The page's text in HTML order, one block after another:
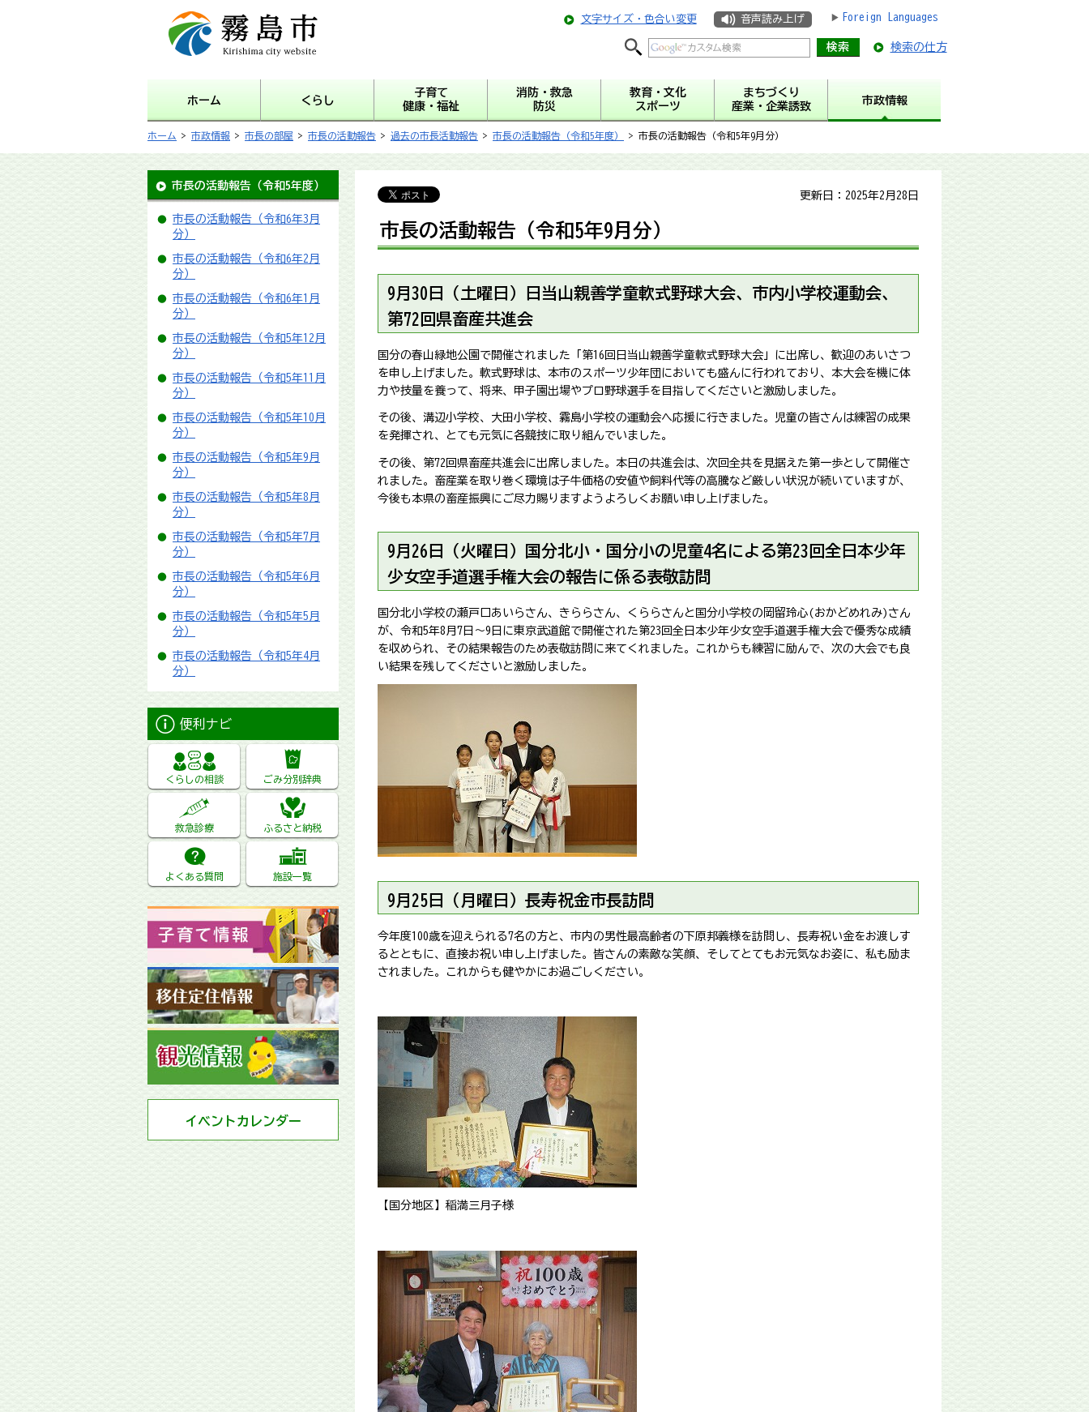
霧島市 Kirishima city
website
文字サイズ・色合い変更 音声読み上げ Foreign Languages
検索の仕方
ホーム くらし
子育て
健康・福祉
消防・救急
防災
教育・文化
スポーツ
まちづくり
産業・企業誘致
市政情報
ホーム > 市政情報 > 市長の部屋 > 市長の活動報告 > 過去の市長活動報告 > 市長の活動報告（令和5年度） > 市長の活動報告（令和5年9月分）
市長の活動報告（令和5年度）
市長の活動報告（令和6年3月
分）
市長の活動報告（令和6年2月
分）
市長の活動報告（令和6年1月
分）
市長の活動報告（令和5年12月
分）
市長の活動報告（令和5年11月
分）
市長の活動報告（令和5年10月
分）
市長の活動報告（令和5年9月
分）
市長の活動報告（令和5年8月
分）
市長の活動報告（令和5年7月
分）
市長の活動報告（令和5年6月
分）
市長の活動報告（令和5年5月
分）
市長の活動報告（令和5年4月
分）
便利ナビ
くらしの相談 ごみ分別辞典
救急診療 ふるさと納税
よくある質問 施設一覧
イベントカレンダー
更新日：2025年2月28日
市長の活動報告（令和5年9月分）
9 月30日（土曜日）日当山親善学童軟式野球大会、市内小学校運動会、
第72回県畜産共進会
国分の春山緑地公園で開催されました「第16回日当山親善学童軟式野球大会」に出席し、歓迎のあいさつ
を申し上げました。軟式野球は、本市のスポーツ少年団においても盛んに行われており、本大会を機に体
力や技量を養って、将来、甲子園出場やプロ野球選手を目指してくださいと激励しました。
その後、溝辺小学校、大田小学校、霧島小学校の運動会へ応援に行きました。児童の皆さんは練習の成果
を発揮され、とても元気に各競技に取り組んでいました。
その後、第72回県畜産共進会に出席しました。本日の共進会は、次回全共を見据えた第一歩として開催さ
れました。畜産業を取り巻く環境は子牛価格の安値や飼料代等の高騰など厳しい状況が続いていますが、
今後も本県の畜産振興にご尽力賜りますようよろしくお願い申し上げました。
9 月26日（火曜日）国分北小・国分小の児童4名による第23回全日本少年
少女空手道選手権大会の報告に係る表敬訪問
国分北小学校の瀬戸口あいらさん、きららさん、くららさんと国分小学校の岡留玲心(おかどめれみ)さん
が、令和5年8月7日～9日に東京武道館で開催された第23回全日本少年少女空手道選手権大会で優秀な成績
を収められ、その結果報告のため表敬訪問に来てくれました。これからも練習に励んで、次の大会でも良
い結果を残してくださいと激励しました。
9 月25日（月曜日）長寿祝金市長訪問
今年度100歳を迎えられる7名の方と、市内の男性最高齢者の下原邦義様を訪問し、長寿祝い金をお渡しす
るとともに、直接お祝い申し上げました。皆さんの素敵な笑顔、そしてとてもお元気なお姿に、私も励ま
されました。これからも健やかにお過ごしください。
【国分地区】稲満三月子様